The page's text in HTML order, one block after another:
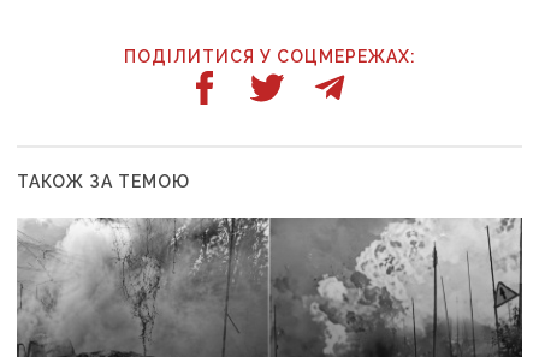
ПОДІЛИТИСЯ У СОЦМЕРЕЖАХ:
ТАКОЖ ЗА ТЕМОЮ